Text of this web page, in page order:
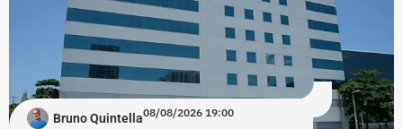
Bruno Quintella08/08/2026 19:00